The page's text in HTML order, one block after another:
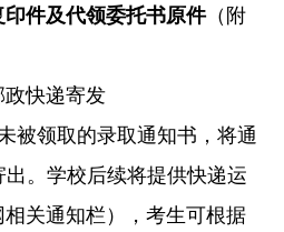
件及代领委托书原件（附
政快递寄发
被领取的录取通知书 ， 将通
出。学校后续将提供快递运
相关通知栏），考生可根据